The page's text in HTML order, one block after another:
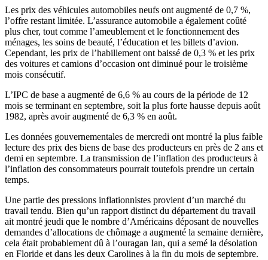
Les prix des véhicules automobiles neufs ont augmenté de 0,7 %,
l’offre restant limitée. L’assurance automobile a également coûté
plus cher, tout comme l’ameublement et le fonctionnement des
ménages, les soins de beauté, l’éducation et les billets d’avion.
Cependant, les prix de l’habillement ont baissé de 0,3 % et les prix
des voitures et camions d’occasion ont diminué pour le troisième
mois consécutif.
L’IPC de base a augmenté de 6,6 % au cours de la période de 12
mois se terminant en septembre, soit la plus forte hausse depuis août
1982, après avoir augmenté de 6,3 % en août.
Les données gouvernementales de mercredi ont montré la plus faible
lecture des prix des biens de base des producteurs en près de 2 ans et
demi en septembre. La transmission de l’inflation des producteurs à
l’inflation des consommateurs pourrait toutefois prendre un certain
temps.
Une partie des pressions inflationnistes provient d’un marché du
travail tendu. Bien qu’un rapport distinct du département du travail
ait montré jeudi que le nombre d’Américains déposant de nouvelles
demandes d’allocations de chômage a augmenté la semaine dernière,
cela était probablement dû à l’ouragan Ian, qui a semé la désolation
en Floride et dans les deux Carolines à la fin du mois de septembre.